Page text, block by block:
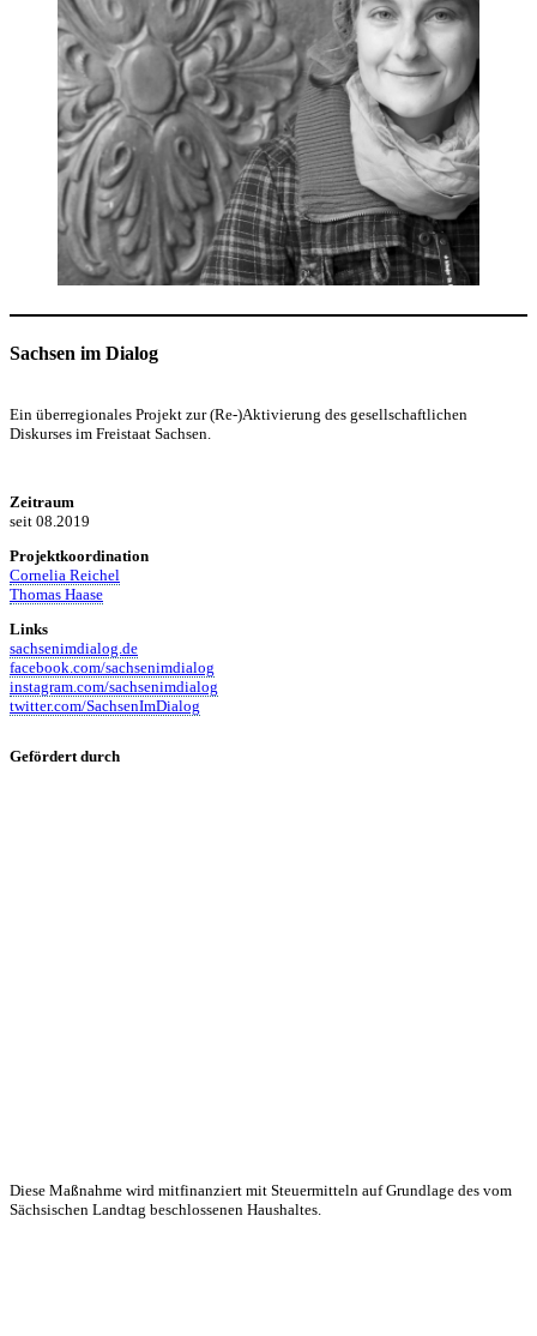
Sachsen im Dialog
Ein überregionales Projekt zur (Re-)Aktivierung des gesellschaftlichen
Diskurses im Freistaat Sachsen.
Zeitraum
seit 08.2019
Projektkoordination
Cornelia Reichel
Thomas Haase
Links
sachsenimdialog.de
facebook.com/sachsenimdialog
instagram.com/sachsenimdialog
twitter.com/SachsenImDialog
Gefördert durch
Diese Maßnahme wird mitfinanziert mit Steuermitteln auf Grundlage des vom
Sächsischen Landtag beschlossenen Haushaltes.